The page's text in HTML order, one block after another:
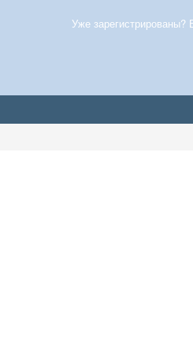
Уже зарегистрированы?